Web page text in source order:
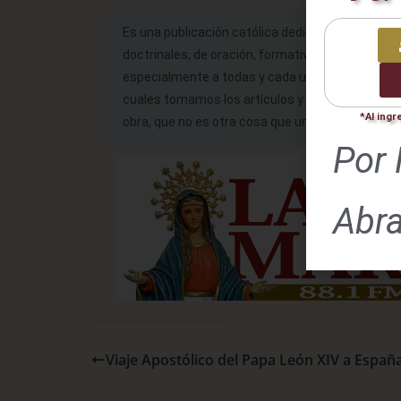
Es una publicación católica dedicada a la nueva
doctrinales, de oración, formativos, de
especialmente a todas y cada una de las
cuales tomamos los artículos y fotografías
obra, que no es otra cosa que un aporte más a
Viaje Apostólico del Papa León XIV a
*Al
Por